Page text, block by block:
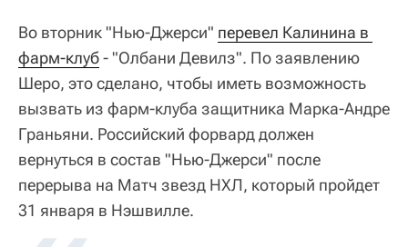
Во вторник "Нью-Джерси" перевел Калинина в
фарм-клуб- "Олбани Девилз". По заявлению
Шеро, это сделано, чтобы иметь возможность
вызвать из фарм-клуба защитника Марка-Андре
Граньяни. Российский форвард должен
вернуться в состав "Нью-Джерси" после
перерыва на Матч звезд НХЛ, который пройдет
31 января в Нэшвилле.